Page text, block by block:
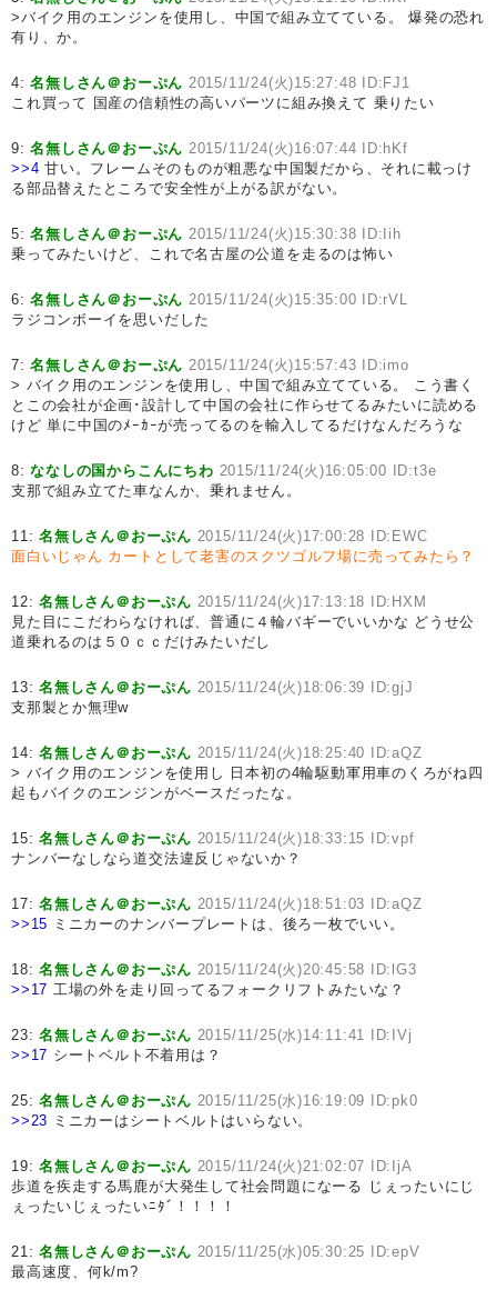
>バイク用のエンジンを使用し、中国で組み立てている。 爆発の恐れ
有り、か。
4:名無しさん＠おーぷん 2015/11/24(火)15:27:48 ID:FJ1
これ買って 国産の信頼性の高いパーツに組み換えて 乗りたい
9:名無しさん＠おーぷん 2015/11/24(火)16:07:44 ID:hKf
>>4 甘い。フレームそのものが粗悪な中国製だから、それに載っけ
る部品替えたところで安全性が上がる訳がない。
5:名無しさん＠おーぷん 2015/11/24(火)15:30:38 ID:Iih
乗ってみたいけど、これで名古屋の公道を走るのは怖い
6:名無しさん＠おーぷん 2015/11/24(火)15:35:00 ID:rVL
ラジコンボーイを思いだした
7:名無しさん＠おーぷん 2015/11/24(火)15:57:43 ID:imo
> バイク用のエンジンを使用し、中国で組み立てている。 こう書く
とこの会社が企画･設計して中国の会社に作らせてるみたいに読める
けど 単に中国のﾒｰｶｰが売ってるのを輸入してるだけなんだろうな
8:ななしの国からこんにちわ 2015/11/24(火)16:05:00 ID:t3e
支那で組み立てた車なんか、乗れません。
11:名無しさん＠おーぷん 2015/11/24(火)17:00:28 ID:EWC
面白いじゃん カートとして老害のスクツゴルフ場に売ってみたら？
12:名無しさん＠おーぷん 2015/11/24(火)17:13:18 ID:HXM
見た目にこだわらなければ、普通に４輪バギーでいいかな どうせ公
道乗れるのは５０ｃｃだけみたいだし
13:名無しさん＠おーぷん 2015/11/24(火)18:06:39 ID:gjJ
支那製とか無理w
14:名無しさん＠おーぷん 2015/11/24(火)18:25:40 ID:aQZ
> バイク用のエンジンを使用し 日本初の4輪駆動軍用車のくろがね四
起もバイクのエンジンがベースだったな。
15:名無しさん＠おーぷん 2015/11/24(火)18:33:15 ID:vpf
ナンバーなしなら道交法違反じゃないか？
17:名無しさん＠おーぷん 2015/11/24(火)18:51:03 ID:aQZ
>>15 ミニカーのナンバープレートは、後ろ一枚でいい。
18:名無しさん＠おーぷん 2015/11/24(火)20:45:58 ID:lG3
>>17 工場の外を走り回ってるフォークリフトみたいな？
23:名無しさん＠おーぷん 2015/11/25(水)14:11:41 ID:IVj
>>17 シートベルト不着用は？
25:名無しさん＠おーぷん 2015/11/25(水)16:19:09 ID:pk0
>>23 ミニカーはシートベルトはいらない。
19:名無しさん＠おーぷん 2015/11/24(火)21:02:07 ID:IjA
歩道を疾走する馬鹿が大発生して社会問題になーる じぇったいにじ
ぇったいじぇったいﾆﾀﾞ！！！！
21:名無しさん＠おーぷん 2015/11/25(水)05:30:25 ID:epV
最高速度、何k/m?